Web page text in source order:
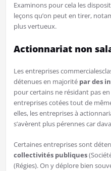
Examinons pour cela les
leçons qu’on peut en tirer,
plus vertueux.
Actionnariat non
Les entreprises
détenues en majorité par des
pour certains ne résidant pas
entreprises cotées tout de
elles, les entreprises à
s’avèrent plus pérennes car
Certaines entreprises sont
collectivités publiques
(Régies). On y déplore bien